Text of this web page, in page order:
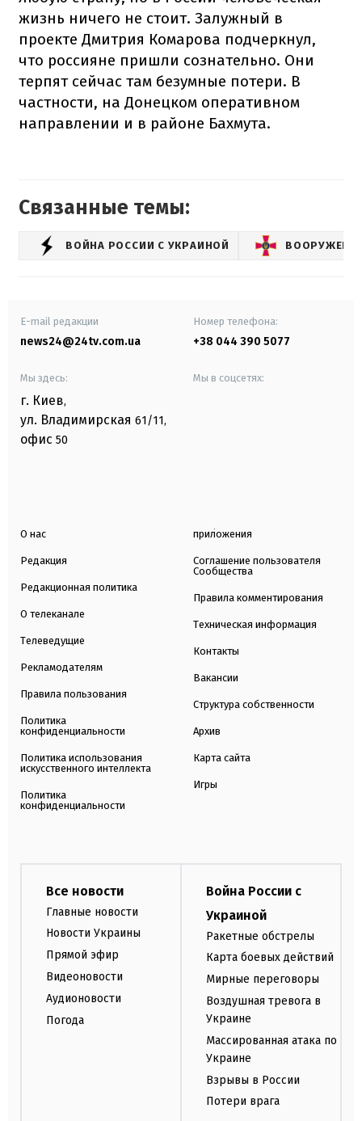
жизнь ничего не стоит. Залужный в
проекте Дмитрия Комарова подчеркнул,
что россияне пришли сознательно. Они
терпят сейчас там безумные потери. В
частности, на Донецком оперативном
направлении и в районе Бахмута.
Связанные темы:
ВОЙНА РОССИИ С УКРАИНОЙ
E-mail редакции
news24@24tv.com.ua
Номер телефона:
+38 044 390 5077
Мы здесь:
г. Киев,
ул. Владимирская 61/11,
офис 50
Мы в соцсетях:
О нас
Редакция
Редакционная политика
О телеканале
Телеведущие
Рекламодателям
Правила пользования
Политика
конфиденциальности
Политика использования
искусственного интеллекта
Политика
конфиденциальности
приложения
Соглашение пользователя
Сообщества
Правила комментирования
Техническая информация
Контакты
Вакансии
Структура собственности
Архив
Карта сайта
Игры
Все новости
Главные новости
Новости Украины
Прямой эфир
Видеоновости
Аудионовости
Погода
Война России с
Украиной
Ракетные обстрелы
Карта боевых действий
Мирные переговоры
Воздушная тревога в
Украине
Массированная атака по
Украине
Взрывы в России
Потери врага